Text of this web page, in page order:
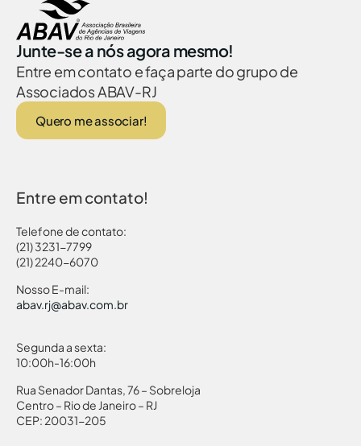
Junte-se a nós agora mesmo!
Entre em contato e faça parte do grupo de
Associados ABAV-RJ
Quero me associar!
Entre em contato!
Telefone de contato:
(21) 3231-7799
(21) 2240-6070
Nosso E-mail:
abav.rj@abav.com.br
Segunda a sexta:
10:00h-16:00h
Rua Senador Dantas, 76 – Sobreloja
Centro – Rio de Janeiro – RJ
CEP: 20031-205